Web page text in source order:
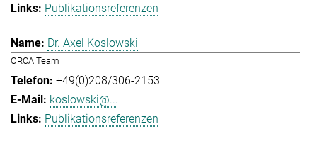
Publikationsreferenzen
Dr. Axel Koslowski
ORCA Team
+49(0)208/306-2153
koslowski@...
Publikationsreferenzen